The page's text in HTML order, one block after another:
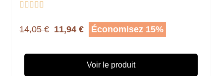
    
14,05 € 11,94 € Économisez 15%
Voir le produit